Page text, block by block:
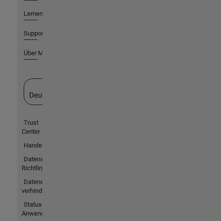
Lernen
Support
Über MathWorks
Deutschland
Trust
Center
Handelsmarken
Datenschutz-
Richtlinien
Datendiebstahl
verhindern
Status von
Anwendungen